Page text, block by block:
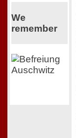
We
remember